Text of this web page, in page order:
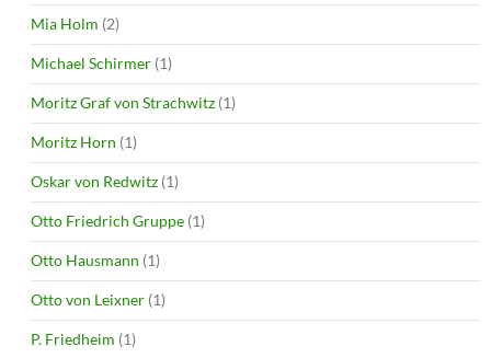
Mia Holm (2)
Michael Schirmer (1)
Moritz Graf von Strachwitz (1)
Moritz Horn (1)
Oskar von Redwitz (1)
Otto Friedrich Gruppe (1)
Otto Hausmann (1)
Otto von Leixner (1)
P. Friedheim (1)